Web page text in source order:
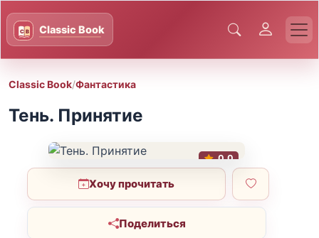
Classic Book/Фантастика
Тень. Принятие
0.0
Хочу прочитать
Поделиться